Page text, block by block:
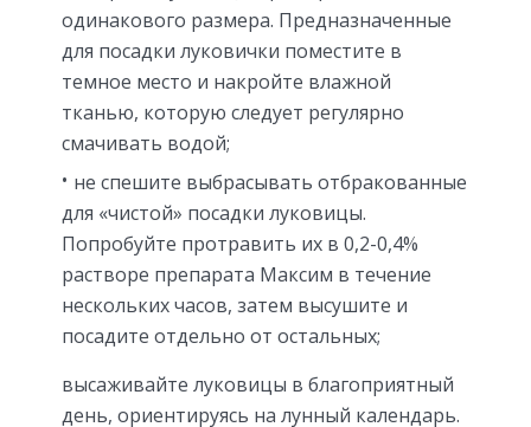
одинакового размера. Предназначенные
для посадки луковички поместите в
темное место и накройте влажной
тканью, которую следует регулярно
смачивать водой;
не спешите выбрасывать отбракованные
для «чистой» посадки луковицы.
Попробуйте протравить их в 0,2-0,4%
растворе препарата Максим в течение
нескольких часов, затем высушите и
посадите отдельно от остальных;
высаживайте луковицы в благоприятный
день, ориентируясь на лунный календарь.